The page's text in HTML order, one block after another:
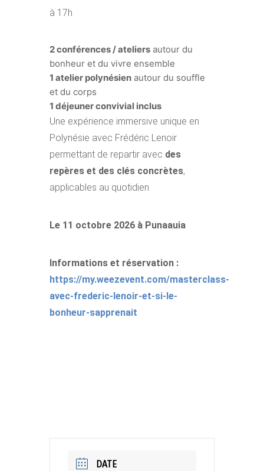
à 17h
2 conférences / ateliers autour du
bonheur et du vivre ensemble
1 atelier polynésien autour du souffle
et du corps
1 déjeuner convivial inclus
Une expérience immersive unique en
Polynésie avec Frédéric Lenoir
permettant de repartir avec des
repères et des clés concrètes,
applicables au quotidien
Le 11 octobre 2026 à Punaauia
Informations et réservation :
https://my.weezevent.com/masterclass-
avec-frederic-lenoir-et-si-le-
bonheur-sapprenait
DATE